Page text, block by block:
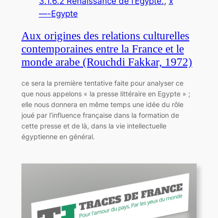
—-Egypte
Aux origines des relations culturelles
contemporaines entre la France et le
monde arabe (Rouchdi Fakkar, 1972)
ce sera la première tentative faite pour analyser ce
que nous appelons « la presse littéraire en Egypte » ;
elle nous donnera en même temps une idée du rôle
joué par l’influence française dans la formation de
cette presse et de là, dans la vie intellectuelle
égyptienne en général.